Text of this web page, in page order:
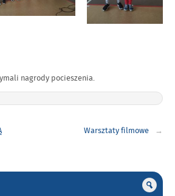
nagrody pocieszenia.
Warsztaty filmowe